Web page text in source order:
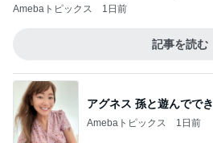
Amebaトピックス 1日前
記事を読む
アグネス 孫と遊んでで
Amebaトピックス 1日前